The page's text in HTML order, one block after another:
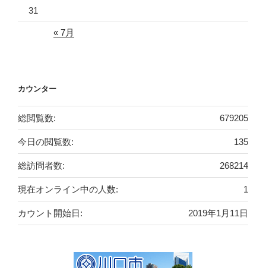
31
« 7月
カウンター
679205
総閲覧数:
135
今日の閲覧数:
268214
総訪問者数:
1
現在オンライン中の人数:
2019年1月11日
カウント開始日: